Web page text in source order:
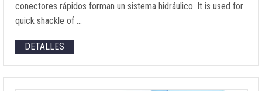
conectores rápidos forman un sistema hidráulico. It is used for
quick shackle of …
DETALLES